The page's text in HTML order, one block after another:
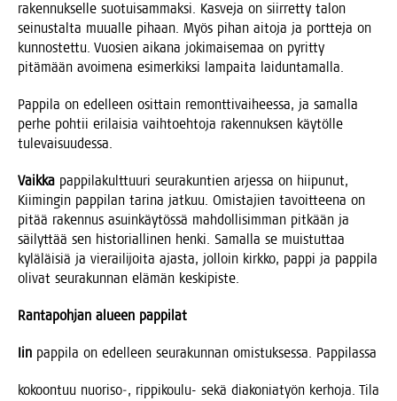
raken­nuk­sel­le suo­tui­sam­mak­si. Kas­ve­ja on siir­ret­ty talon
sei­nus­tal­ta muu­al­le pihaan. Myös pihan aito­ja ja port­te­ja on
kun­nos­tet­tu. Vuo­sien aika­na joki­mai­se­maa on pyrit­ty
pitä­mään avoi­me­na esi­mer­kik­si lam­pai­ta laiduntamalla.
Pap­pi­la on edel­leen osit­tain remont­ti­vai­hees­sa, ja samal­la
per­he poh­tii eri­lai­sia vaih­toeh­to­ja raken­nuk­sen käy­töl­le
tulevaisuudessa.
Vaik­ka pap­pi­la­kult­tuu­ri seu­ra­kun­tien arjes­sa on hii­pu­nut,
Kii­min­gin pap­pi­lan tari­na jat­kuu. Omis­ta­jien tavoit­tee­na on
pitää raken­nus asuin­käy­tös­sä mah­dol­li­sim­man pit­kään ja
säi­lyt­tää sen his­to­rial­li­nen hen­ki. Samal­la se muis­tut­taa
kylä­läi­siä ja vie­rai­li­joi­ta ajas­ta, jol­loin kirk­ko, pap­pi ja pap­pi­la
oli­vat seu­ra­kun­nan elä­män keskipiste.
Ran­ta­poh­jan alu­een pappilat
Iin pap­pi­la on edel­leen seu­ra­kun­nan omis­tuk­ses­sa. Pappilassa
kokoon­tuu nuoriso‑, rip­pi­kou­lu- sekä dia­ko­nia­työn ker­ho­ja. Tila